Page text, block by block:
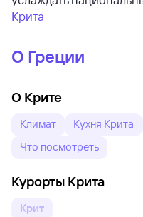
Крита
О Греции
О Крите
Климат Кухня Крита
Что посмотреть
Курорты Крита
Крит